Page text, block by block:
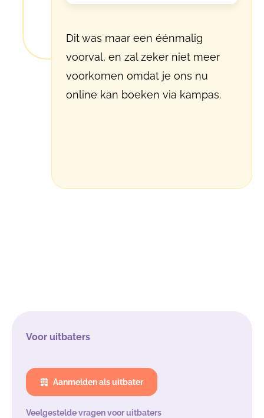
Dit was maar een éénmalig
voorval, en zal zeker niet meer
voorkomen omdat je ons nu
online kan boeken via kampas.
Voor uitbaters
Aanmelden als uitbater
Veelgestelde vragen voor uitbaters